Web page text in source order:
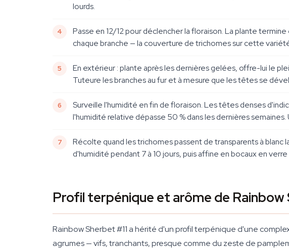
lourds.
Passe en 12/12 pour déclencher la floraison. La plante
chaque branche — la couverture de trichomes sur cette
En extérieur : plante après les dernières gelées, offre-lui le
Tuteure les branches au fur et à mesure que les têtes se
Surveille l'humidité en fin de floraison. Les têtes denses
l'humidité relative dépasse 50 % dans les dernières
Récolte quand les trichomes passent de transparents à blanc
d'humidité pendant 7 à 10 jours, puis affine en bocaux en
Profil terpénique et arôme de Rainbow
Rainbow Sherbet #11 a hérité d'un profil terpénique d'une
agrumes — vifs, tranchants, presque comme du zeste de